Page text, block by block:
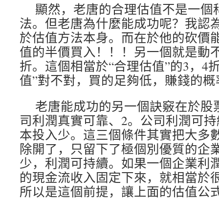
顯然，老唐的合理估值不是一個
法。但老唐為什麼能成功呢？我認
於估值方法本身。而在於他的砍價
值的半價買入！！！另一個就是動
折。這個相當於“合理估值”的3，4
值”對不對，買的足夠低，賺錢的
老唐能成功的另一個訣竅在於股
司利潤真實可靠、2。公司利潤可
本投入少。這三個條件其實把大多
除開了，只留下了極個別優質的企
少，利潤可持續。如果一個企業利
的現金流收入固定下來，就相當於
所以是這個前提，讓上面的估值公